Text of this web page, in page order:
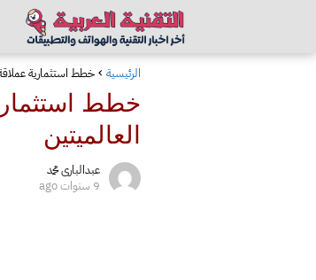
الرئيسية خطط استثمارية
خطط
العالميتين
عبدالبارى محمد
9 سنوات ago